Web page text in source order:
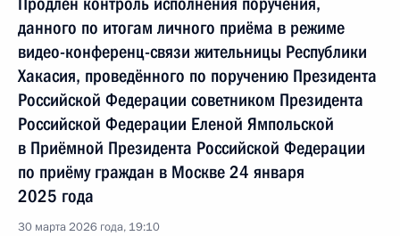
данного по итогам личного приёма в режиме
видео-конференц-связи жительницы Республики
Хакасия, проведённого по поручению Президента
Российской Федерации советником Президента
Российской Федерации Еленой Ямпольской
в Приёмной Президента Российской Федерации
по приёму граждан в Москве 24 января
2025 года
30 марта 2026 года, 19:10